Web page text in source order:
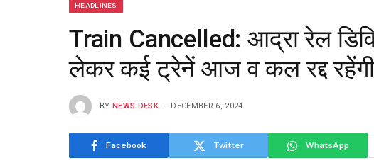
HEADLINES
Train Cancelled: आद्रा रेल
लेकर कई ट्रेनें आज व कल रद्द रहेंगी
BY NEWS DESK DECEMBER 6, 2024
Facebook Twitter WhatsApp